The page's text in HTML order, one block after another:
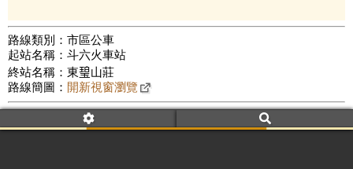
路線類別：市區公車
起站名稱：斗六火車站
終站名稱：東𤧥山莊
路線簡圖： 開新視窗瀏覽
附屬名稱：701
車頭描述：斗六
荷苞村 草嶺
公車數量: 累計586、上線332